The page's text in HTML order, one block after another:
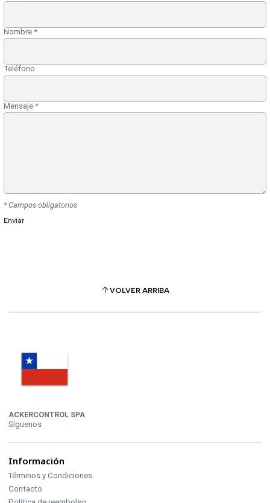
Nombre *
Teléfono
Mensaje*
* Campos obligatorios
VOLVER ARRIBA
ACKERCONTROL SPA
Síguenos
Información
Términos y Condiciones
Contacto